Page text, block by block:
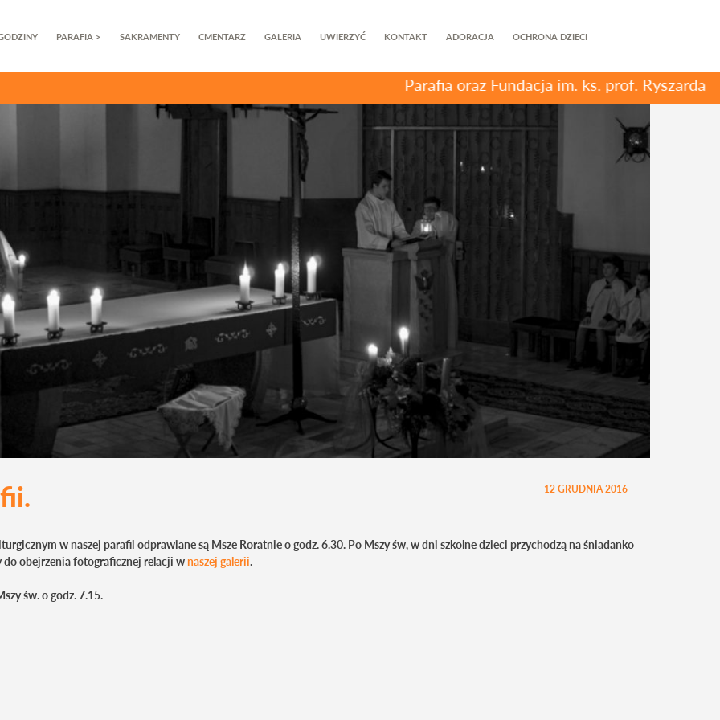
PARAFIA > SAKRAMENTY CMENTARZ GALERIA UWIERZYĆ KONTAKT ADORACJA OCHRONA DZIECI
Parafia oraz Fundacja im. ks. prof. Ryszarda
12 GRUDNIA 2016
w naszej parafii odprawiane są Msze Roratnie o godz. 6.30. Po Mszy św, w dni szkolne dzieci przychodzą na śniadanko
do obejrzenia fotograficznej relacji wnaszej galerii.
św. o godz. 7.15.